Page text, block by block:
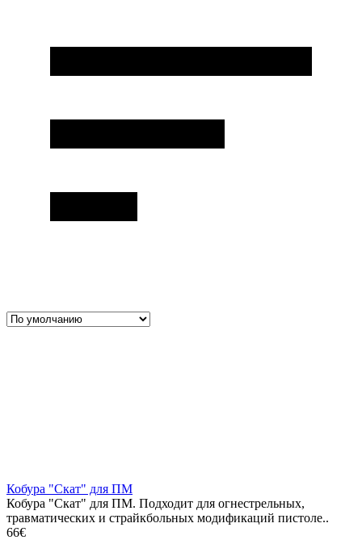
Кобура "Скат" для ПМ
Кобура "Скат" для ПМ. Подходит для огнестрельных,
травматических и страйкбольных модификаций пистоле..
66€